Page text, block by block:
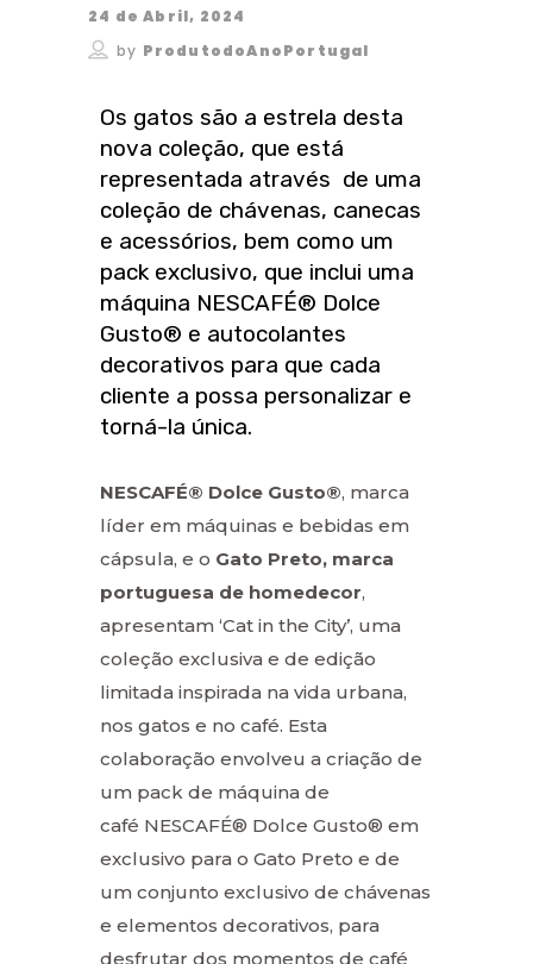
24 de Abril, 2024
by ProdutodoAnoPortugal
Os gatos são a estrela desta
nova coleção, que está
representada através de uma
coleção de chávenas, canecas
e acessórios, bem como um
pack exclusivo, que inclui uma
máquina NESCAFÉ® Dolce
Gusto® e autocolantes
decorativos para que cada
cliente a possa personalizar e
torná-la única.
NESCAFÉ® Dolce Gusto®, marca
líder em máquinas e bebidas em
cápsula, e o Gato Preto, marca
portuguesa de homedecor,
apresentam ‘Cat in the City’, uma
coleção exclusiva e de edição
limitada inspirada na vida urbana,
nos gatos e no café. Esta
colaboração envolveu a criação de
um pack de máquina de
café NESCAFÉ® Dolce Gusto® em
exclusivo para o Gato Preto e de
um conjunto exclusivo de chávenas
e elementos decorativos, para
desfrutar dos momentos de café